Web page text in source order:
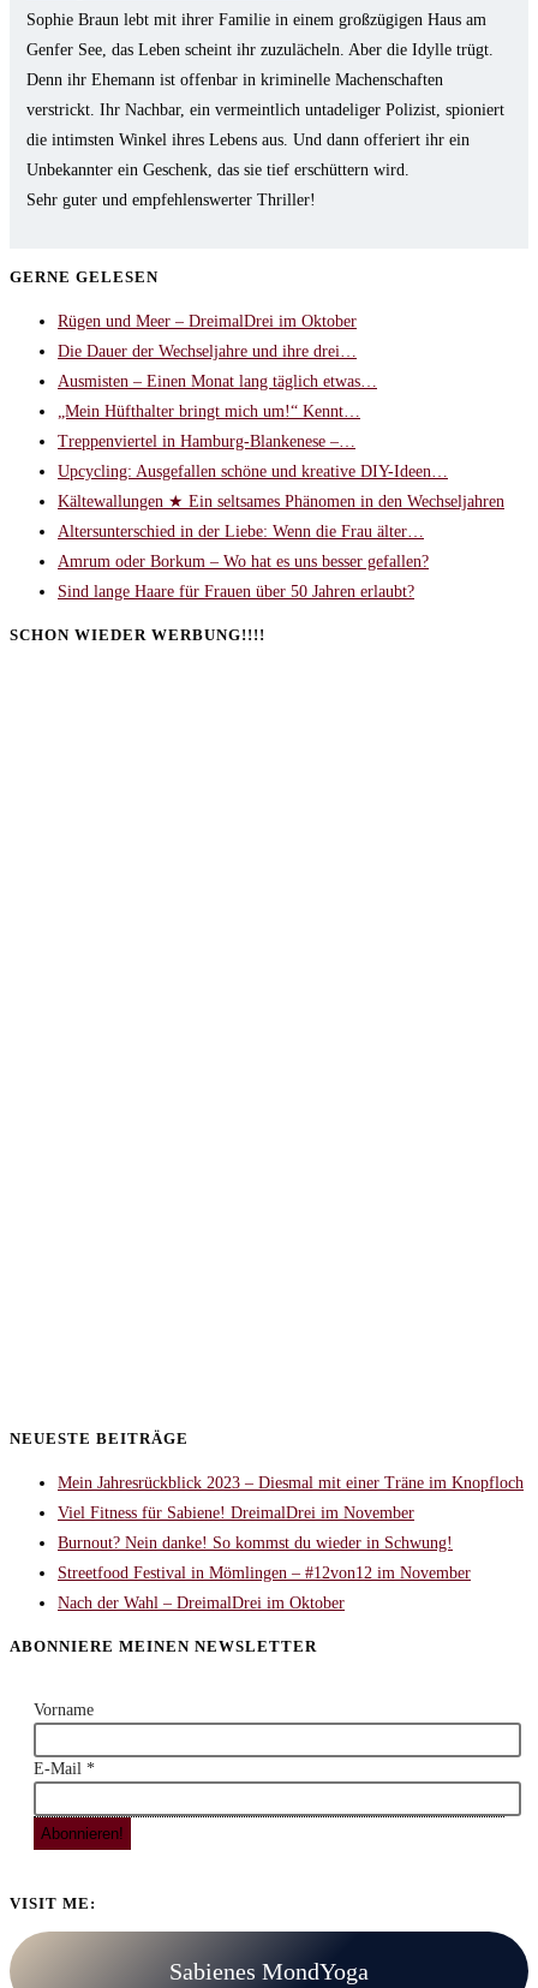
Sophie Braun lebt mit ihrer Familie in einem großzügigen Haus am
Genfer See, das Leben scheint ihr zuzulächeln. Aber die Idylle trügt.
Denn ihr Ehemann ist offenbar in kriminelle Machenschaften
verstrickt. Ihr Nachbar, ein vermeintlich untadeliger Polizist, spioniert
die intimsten Winkel ihres Lebens aus. Und dann offeriert ihr ein
Unbekannter ein Geschenk, das sie tief erschüttern wird.
Sehr guter und empfehlenswerter Thriller!
GERNE GELESEN
Rügen und Meer – DreimalDrei im Oktober
Die Dauer der Wechseljahre und ihre drei…
Ausmisten – Einen Monat lang täglich etwas…
„Mein Hüfthalter bringt mich um!“ Kennt…
Treppenviertel in Hamburg-Blankenese –…
Upcycling: Ausgefallen schöne und kreative DIY-Ideen…
Kältewallungen ★ Ein seltsames Phänomen in den Wechseljahren
Altersunterschied in der Liebe: Wenn die Frau älter…
Amrum oder Borkum – Wo hat es uns besser gefallen?
Sind lange Haare für Frauen über 50 Jahren erlaubt?
SCHON WIEDER WERBUNG!!!!
NEUESTE BEITRÄGE
Mein Jahresrückblick 2023 – Diesmal mit einer Träne im Knopfloch
Viel Fitness für Sabiene! DreimalDrei im November
Burnout? Nein danke! So kommst du wieder in Schwung!
Streetfood Festival in Mömlingen – #12von12 im November
Nach der Wahl – DreimalDrei im Oktober
ABONNIERE MEINEN NEWSLETTER
Vorname
E-Mail *
VISIT ME:
Sabienes MondYoga